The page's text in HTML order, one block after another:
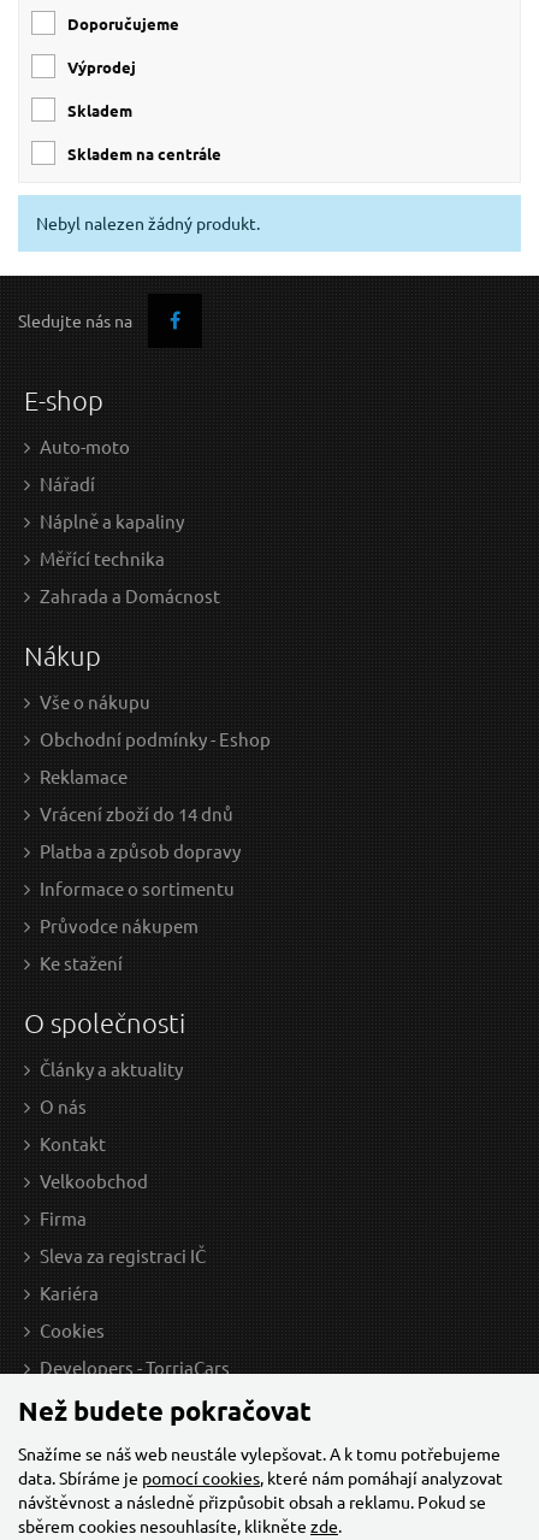
Dlaždice(5)
Cihla(2)
Doporučujeme
Výprodej
skladem
skladem na centrále
Nebyl nalezen žádný produkt.
Sledujte nás na
E-shop
Auto-moto
Nářadí
Náplně a kapaliny
Měřící technika
Zahrada a Domácnost
Nákup
Vše o nákupu
Obchodní podmínky - Eshop
Reklamace
Vrácení zboží do 14 dnů
Platba a způsob dopravy
Informace o sortimentu
Průvodce nákupem
Ke stažení
O společnosti
Články a aktuality
O nás
Kontakt
Velkoobchod
Firma
Sleva za registraci IČ
Kariéra
Cookies
Developers - TorriaCars
Než budete pokračovat
Snažíme se náš web neustále vylepšovat. A k tomu potřebujeme
data. Sbíráme je pomocí cookies, které nám pomáhají analyzovat
návštěvnost a následně přizpůsobit obsah a reklamu. Pokud se
sběrem cookies nesouhlasíte, klikněte zde.